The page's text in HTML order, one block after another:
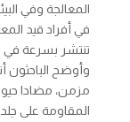
المعالجة وفي
في أفراد قيد
تنتشر بسرعة في
وأوضح الباحثون
مزمن، مضادا
المقاومة على جلد